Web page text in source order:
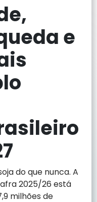
e
do que nunca. A
2025/26 está
milhões de